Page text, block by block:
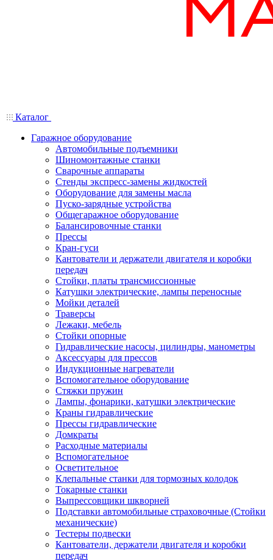
Каталог
Гаражное оборудование
Автомобильные подъемники
Шиномонтажные станки
Сварочные аппараты
Стенды экспресс-замены жидкостей
Оборудование для замены масла
Пуско-зарядные устройства
Общегаражное оборудование
Балансировочные станки
Прессы
Кран-гуси
Кантователи и держатели двигателя и коробки
передач
Стойки, платы трансмиссионные
Катушки электрические, лампы переносные
Мойки деталей
Траверсы
Лежаки, мебель
Стойки опорные
Гидравлические насосы, цилиндры, манометры
Аксессуары для прессов
Индукционные нагреватели
Вспомогательное оборудование
Стяжки пружин
Лампы, фонарики, катушки электрические
Краны гидравлические
Прессы гидравлические
Домкраты
Расходные материалы
Вспомогательное
Осветительное
Клепальные станки для тормозных колодок
Токарные станки
Выпрессовщики шкворней
Подставки автомобильные страховочные (Стойки
механические)
Тестеры подвески
Кантователи, держатели двигателя и коробки
передач